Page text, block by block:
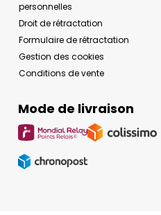
personnelles
Droit de rétractation
Formulaire de rétractation
Gestion des cookies
Conditions de vente
Mode de livraison